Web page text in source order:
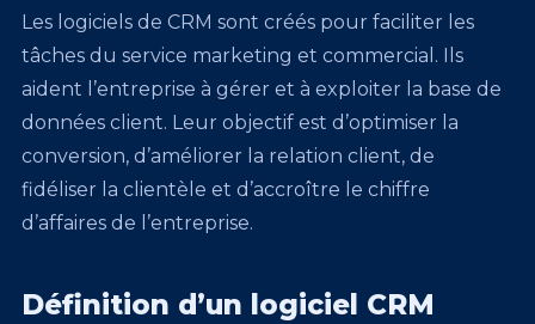
Les logiciels de CRM sont créés pour faciliter les
tâches du service marketing et commercial. Ils
aident l’entreprise à gérer et à exploiter la base de
données client. Leur objectif est d’optimiser la
conversion, d’améliorer la relation client, de
fidéliser la clientèle et d’accroître le chiffre
d’affaires de l’entreprise.
Définition d’un logiciel CRM